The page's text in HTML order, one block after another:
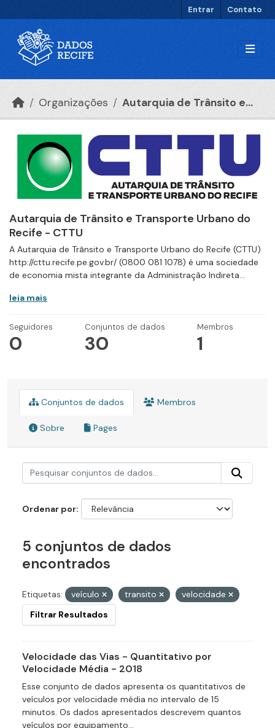
Entrar Contato
Organizações Autarquia de Trânsito e...
Autarquia de Trânsito e Transporte Urbano do
Recife - CTTU
A Autarquia de Trânsito e Transporte Urbano do Recife (CTTU)
http://cttu.recife.pe.gov.br/ (0800 081 1078) é uma sociedade
de economia mista integrante da Administração Indireta...
leia mais
Seguidores
0
Conjuntos de dados
30
Membros
1
Conjuntos de dados Membros
Sobre Pages
Ordenar por
5 conjuntos de dados
encontrados
Etiquetas: veículo transito
velocidade
Filtrar Resultados
Velocidade das Vias - Quantitativo por
Velocidade Média - 2018
Esse conjunto de dados apresenta os quantitativos de
veículos por velocidade média no intervalo de 15
minutos. Os dados apresentados descrevem quantos
veículos por equipamento...